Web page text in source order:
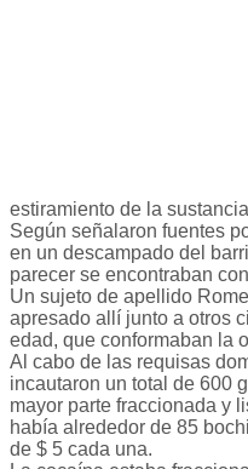
estiramiento de la
Según señalaron fuentes
en un descampado del
parecer se encontraban
Un sujeto de apellido
apresado allí junto a otros
edad, que conformaban la
Al cabo de las requisas
incautaron un total de 600
mayor parte fraccionada y
había alrededor de 85
de $ 5 cada una.